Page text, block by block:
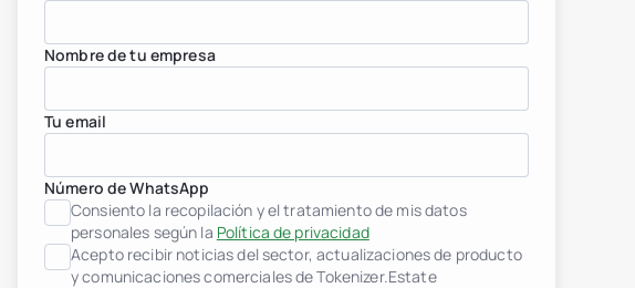
Nombre de tu empresa
Tu email
Número de WhatsApp
Consiento la recopilación y el tratamiento de mis datos
personales según la Política de privacidad
Acepto recibir noticias del sector, actualizaciones de producto
y comunicaciones comerciales de Tokenizer.Estate